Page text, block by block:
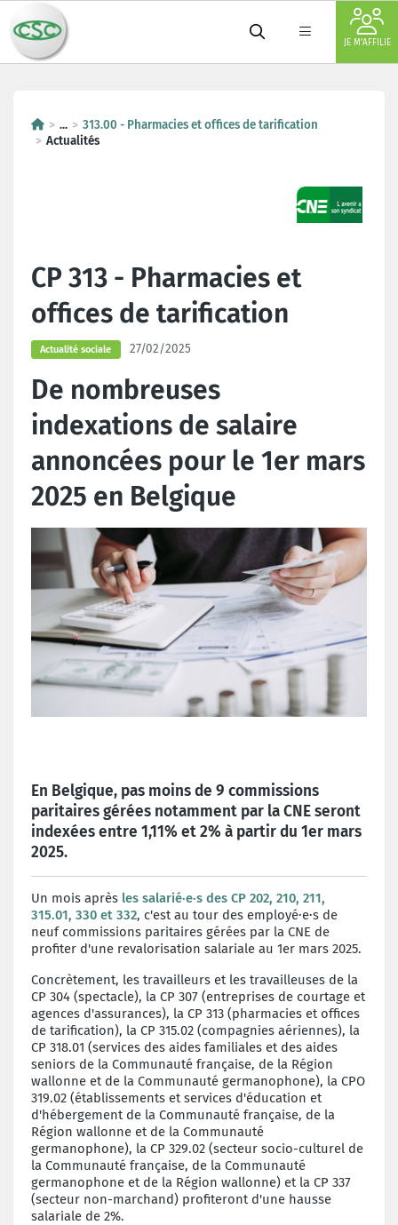
JE M'AFFILIE
...
313.00 - Pharmacies et offices de tarification
Actualités
CP 313 - Pharmacies et
offices de tarification
Actualité sociale 27/02/2025
De nombreuses
indexations de salaire
annoncées pour le 1er mars
2025 en Belgique
En Belgique, pas moins de 9 commissions
paritaires gérées notamment par la CNE seront
indexées entre 1,11% et 2% à partir du 1er mars
2025.
Un mois après les salarié·e·s des CP 202, 210, 211,
315.01, 330 et 332, c'est au tour des employé·e·s de
neuf commissions paritaires gérées par la CNE de
profiter d'une revalorisation salariale au 1er mars 2025.
Concrètement, les travailleurs et les travailleuses de la
CP 304 (spectacle), la CP 307 (entreprises de courtage et
agences d'assurances), la CP 313 (pharmacies et offices
de tarification), la CP 315.02 (compagnies aériennes), la
CP 318.01 (services des aides familiales et des aides
seniors de la Communauté française, de la Région
wallonne et de la Communauté germanophone), la CPO
319.02 (établissements et services d'éducation et
d'hébergement de la Communauté française, de la
Région wallonne et de la Communauté
germanophone), la CP 329.02 (secteur socio-culturel de
la Communauté française, de la Communauté
germanophone et de la Région wallonne) et la CP 337
(secteur non-marchand) profiteront d'une hausse
salariale de 2%.